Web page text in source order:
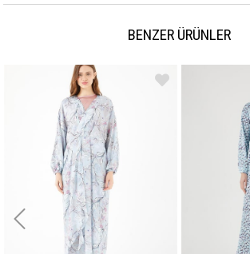
Marka GARZİA
YAZBENZER ÜRÜNLER